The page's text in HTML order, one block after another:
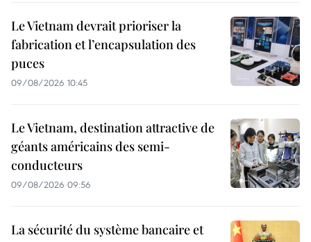
Le Vietnam devrait prioriser la
fabrication et l’encapsulation des
puces
09/08/2026 10:45
Le Vietnam, destination attractive de
géants américains des semi-
conducteurs
09/08/2026 09:56
La sécurité du système bancaire et